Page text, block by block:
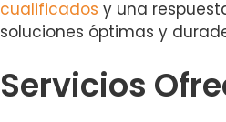
cualificados y una
soluciones óptimas y
Servicios